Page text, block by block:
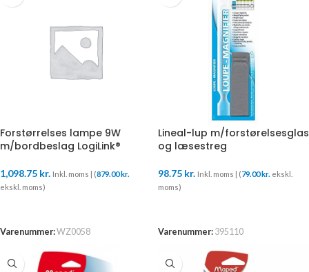
Forstørrelses lampe 9W
m/bordbeslag LogiLink®
1,098.75 kr. Inkl. moms | (879.00 kr.
ekskl. moms)
Varenummer:WZ0058
Lineal-lup m/forstørelsesglas
og læsestreg
98.75 kr. Inkl. moms | (79.00 kr. ekskl.
moms)
Varenummer: 395110